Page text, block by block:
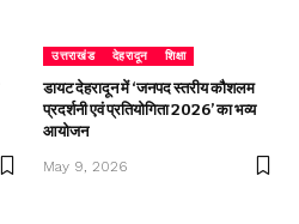
उत्तराखंड देहरादून शिक्षा
डायट देहरादून में ‘जनपद स्तरीय कौशलम
प्रदर्शनी एवं प्रतियोगिता 2026’ का भव्य
आयोजन
May 9, 2026